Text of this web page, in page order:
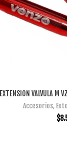
AÑADIR
EXTENSION VALVULA
Accesorios,
$